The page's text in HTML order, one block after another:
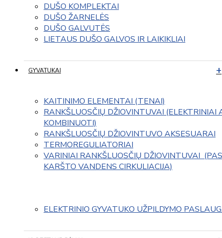
DUŠO KOMPLEKTAI
DUŠO ŽARNELĖS
DUŠO GALVUTĖS
LIETAUS DUŠO GALVOS IR LAIKIKLIAI
GYVATUKAI
KAITINIMO ELEMENTAI (TENAI)
RANKŠLUOSČIŲ DŽIOVINTUVAI (ELEKTRINIAI
KOMBINUOTI)
RANKŠLUOSČIŲ DŽIOVINTUVO AKSESUARAI
TERMOREGULIATORIAI
VARINIAI RANKŠLUOSČIŲ DŽIOVINTUVAI
KARŠTO VANDENS CIRKULIACIJA)
ELEKTRINIO GYVATUKO UŽPILDYMO